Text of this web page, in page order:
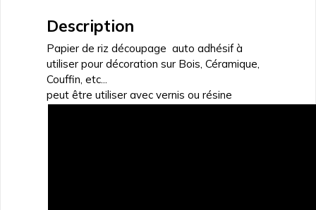
Description
Papier de riz découpage auto adhésif à
utiliser pour décoration sur Bois, Céramique,
Couffin, etc...
peut être utiliser avec vernis ou résine